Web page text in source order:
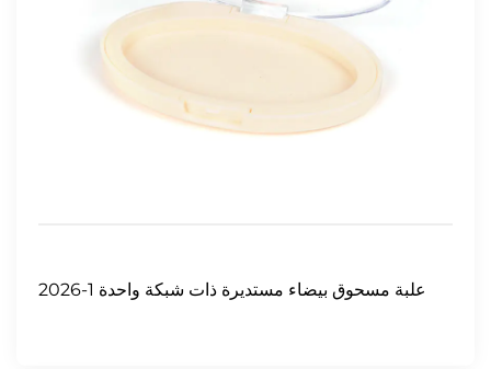
2026-1 علبة مسحوق بيضاء مستديرة ذات شبكة واحدة